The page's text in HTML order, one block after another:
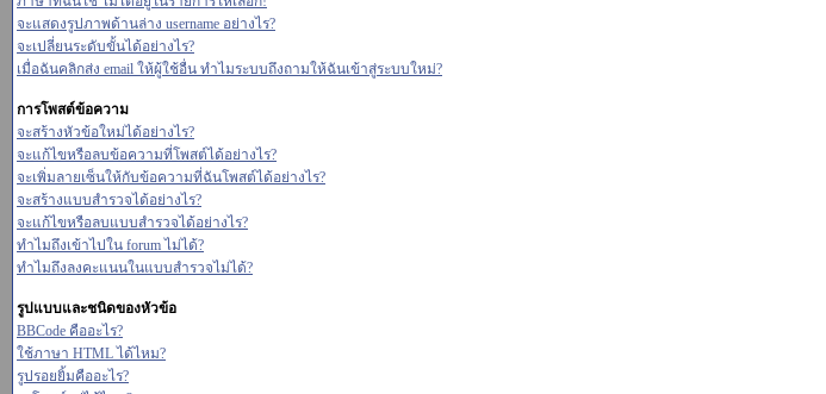
จะแสดงรูปภาพด้านล่าง username อย่างไร?
จะเปลี่ยนระดับขั้นได้อย่างไร?
เมื่อฉันคลิกส่ง email ให้ผู้ใช้อื่น ทำไมระบบถึงถามให้ฉันเข้าสู่ระบบใหม่?
การโพสต์ข้อความ
จะสร้างหัวข้อใหม่ได้อย่างไร?
จะแก้ไขหรือลบข้อความที่โพสต์ได้อย่างไร?
จะเพิ่มลายเซ็นให้กับข้อความที่ฉันโพสต์ได้อย่างไร?
จะสร้างแบบสำรวจได้อย่างไร?
จะแก้ไขหรือลบแบบสำรวจได้อย่างไร?
ทำไมถึงเข้าไปใน forum ไม่ได้?
ทำไมถึงลงคะแนนในแบบสำรวจไม่ได้?
รูปแบบและชนิดของหัวข้อ
BBCode คืออะไร?
ใช้ภาษา HTML ได้ไหม?
รูปรอยยิ้มคืออะไร?